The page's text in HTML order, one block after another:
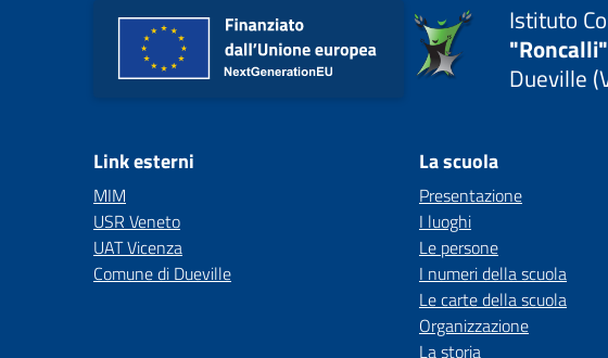
Istituto
"Roncalli"
Dueville
Link esterni
MIM
USR Veneto
UAT Vicenza
Comune di Dueville
La scuola
Presentazione
I luoghi
Le persone
I numeri della scuola
Le carte della scuola
Organizzazione
La storia